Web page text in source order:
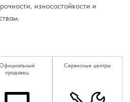
износостойкости и
продавец
Сервисные центры